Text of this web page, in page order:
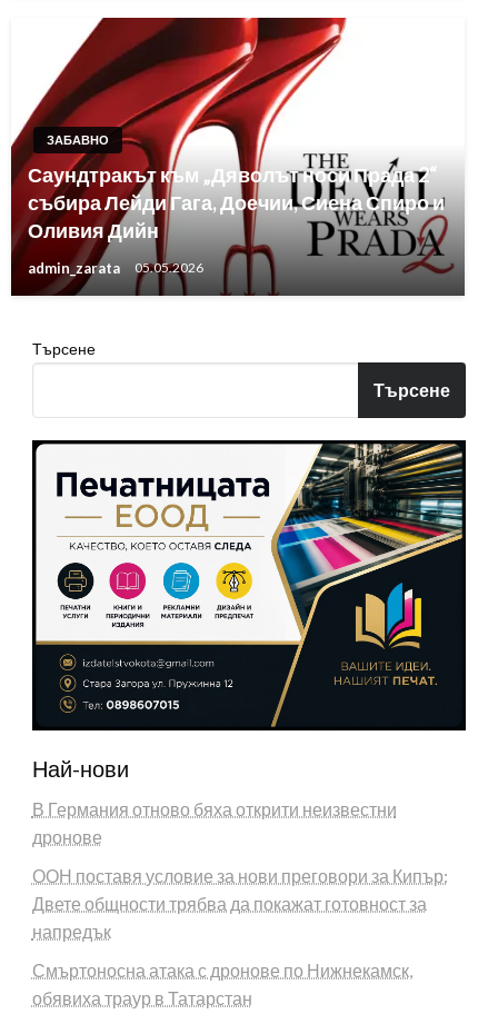
ЗАБАВНО
Саундтракът към „Дяволът носи Прада 2“
събира Лейди Гага, Доечии, Сиена Спиро и
Оливия Дийн
admin_zarata 05.05.2026
Търсене
Търсене
Най-нови
В Германия отново бяха открити неизвестни
дронове
ООН поставя условие за нови преговори за Кипър:
Двете общности трябва да покажат готовност за
напредък
Смъртоносна атака с дронове по Нижнекамск,
обявиха траур в Татарстан